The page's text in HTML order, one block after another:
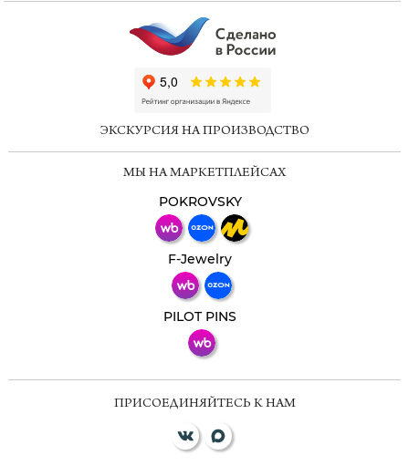
ЭКСКУРСИЯ НА ПРОИЗВОДСТВО
МЫ НА МАРКЕТПЛЕЙСАХ
POKROVSKY
F-Jewelry
PILOT PINS
ПРИСОЕДИНЯЙТЕСЬ К НАМ